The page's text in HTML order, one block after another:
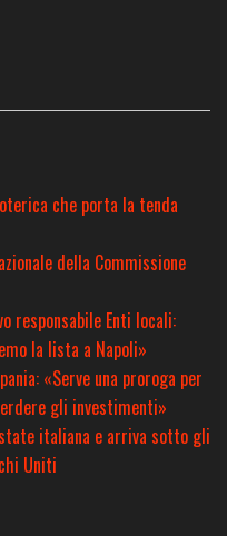
che porta la tenda
della Commissione
responsabile Enti locali:
la lista a Napoli»
«Serve una proroga per
gli investimenti»
italiana e arriva sotto gli
Uniti